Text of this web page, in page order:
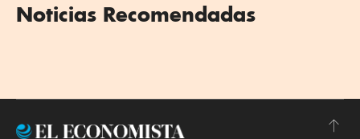
Noticias Recomendadas